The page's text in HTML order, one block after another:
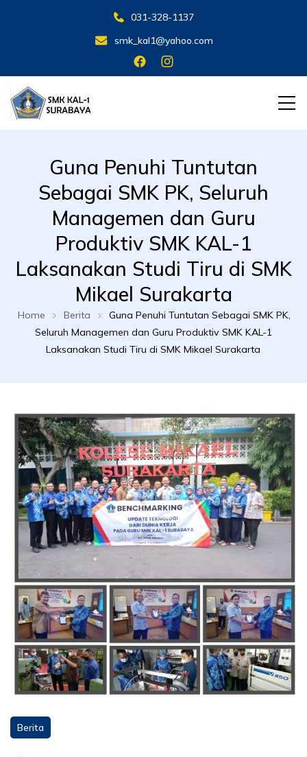
031-328-1137
smk_kal1@yahoo.com
Guna Penuhi Tuntutan
Sebagai SMK PK, Seluruh
Managemen dan Guru
Produktiv SMK KAL-1
Laksanakan Studi Tiru di SMK
Mikael Surakarta
Home Berita
Guna Penuhi Tuntutan Sebagai SMK PK,
Seluruh Managemen dan Guru Produktiv SMK KAL-1
Laksanakan Studi Tiru di SMK Mikael Surakarta
Berita